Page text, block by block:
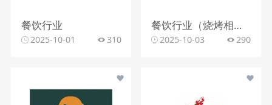
餐饮行业
2025-10-01 310
餐饮行业（烧烤相关）
2025-10-03 290